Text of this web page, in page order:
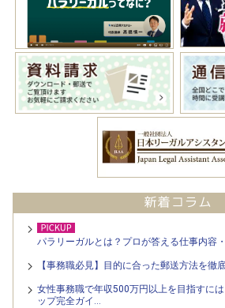
パラリーガルとは？プロが答える仕事内容
【事務職必見】目的に合った郵送方法を徹
女性事務職で年収500万円以上を目指すに
ップ完全ガイ…